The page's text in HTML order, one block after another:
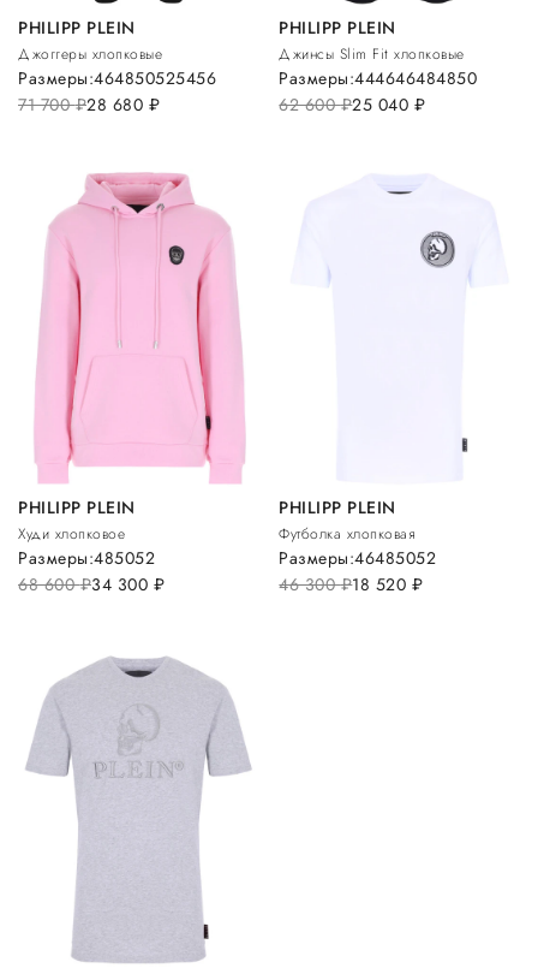
PHILIPP PLEIN
Джоггеры хлопковые
71 700руб.28 680 руб.
Размеры:464850525456
PHILIPP PLEIN
Джинсы Slim Fit хлопковые
62 600руб.25 040 руб.
Размеры:444646484850
PHILIPP PLEIN
Худи хлопковое
68 600руб.34 300 руб.
Размеры:485052
PHILIPP PLEIN
Футболка хлопковая
46 300руб.18 520 руб.
Размеры:46485052